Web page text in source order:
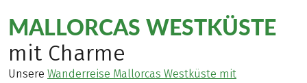
MALLORCAS WESTKÜSTE
mit Charme
Unsere Wanderreise Mallorcas Westküste mit